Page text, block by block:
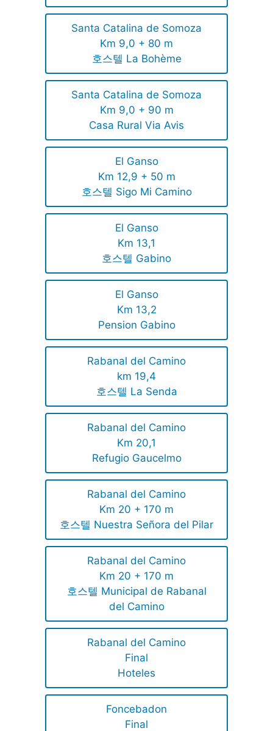
Santa Catalina de Somoza
Km 9,0 + 80 m
호스텔 La Bohème
Santa Catalina de Somoza
Km 9,0 + 90 m
Casa Rural Via Avis
El Ganso
Km 12,9 + 50 m
호스텔 Sigo Mi Camino
El Ganso
Km 13,1
호스텔 Gabino
El Ganso
Km 13,2
Pension Gabino
Rabanal del Camino
km 19,4
호스텔 La Senda
Rabanal del Camino
Km 20,1
Refugio Gaucelmo
Rabanal del Camino
Km 20 + 170 m
호스텔 Nuestra Señora del Pilar
Rabanal del Camino
Km 20 + 170 m
호스텔 Municipal de Rabanal
del Camino
Rabanal del Camino
Final
Hoteles
Foncebadon
Final